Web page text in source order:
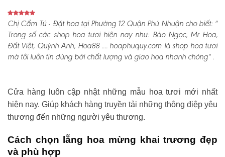
Chị Cẩm Tú - Đặt hoa tại Phường 12 Quận Phú Nhuận cho biết:“
Trong số các shop hoa tươi hiện nay như: Bảo Ngọc, Mr Hoa,
Đất Việt, Quỳnh Anh, Hoa88 .... hoaphuquy.com là shop hoa tươi
mà tôi luôn tin dùng bởi chất lượng và giao hoa nhanh chóng" .
Cửa hàng luôn cập nhật những mẫu hoa tươi mới nhất
hiện nay. Giúp khách hàng truyền tải những thông điệp yêu
thương đến những người yêu thương.
Cách chọn lẵng hoa mừng khai trương đẹp
và phù hợp